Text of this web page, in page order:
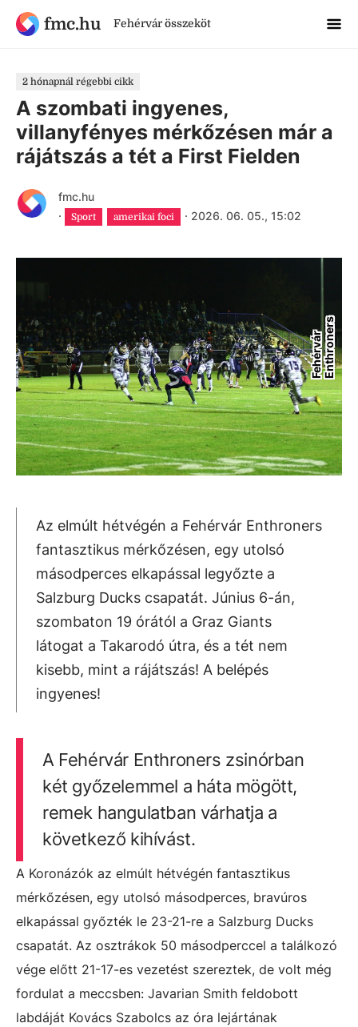
fmc.hu Fehérvár összeköt
2 hónapnál régebbi cikk
A szombati ingyenes,
villanyfényes mérkőzésen már a
rájátszás a tét a First Fielden
fmc.hu
·
Sport amerikai foci · 2026. 06. 05., 15:02
F
e
h
é
r
v
á
r
E
n
t
h
r
o
n
e
rs
Az elmúlt hétvégén a Fehérvár Enthroners
fantasztikus mérkőzésen, egy utolsó
másodperces elkapással legyőzte a
Salzburg Ducks csapatát. Június 6-án,
szombaton 19 órától a Graz Giants
látogat a Takarodó útra, és a tét nem
kisebb, mint a rájátszás! A belépés
ingyenes!
A Fehérvár Enthroners zsinórban
két győzelemmel a háta mögött,
remek hangulatban várhatja a
következő kihívást.
A Koronázók az elmúlt hétvégén fantasztikus
mérkőzésen, egy utolsó másodperces, bravúros
elkapással győzték le 23-21-re a Salzburg Ducks
csapatát. Az osztrákok 50 másodperccel a találkozó
vége előtt 21-17-es vezetést szereztek, de volt még
fordulat a meccsben: Javarian Smith feldobott
labdáját Kovács Szabolcs az óra lejártának